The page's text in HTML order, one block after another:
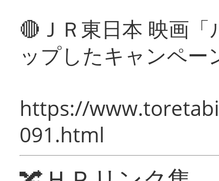
🔴ＪＲ東日本 映画
ップしたキャンペー
https://
091.html